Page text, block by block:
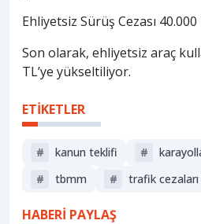
Ehliyetsiz Sürüş Cezası 40.000
Son olarak, ehliyetsiz araç
TL’ye yükseltiliyor.
ETİKETLER
# kanun teklifi #
#
tbmm # trafik cezaları
HABERİ PAYLAŞ